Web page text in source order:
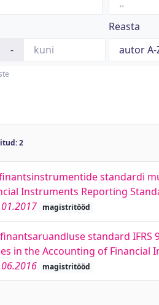
-
Reasta
2
standardi
Instruments Reporting
magistritööd
standard
in the Accounting of Financial
magistritööd